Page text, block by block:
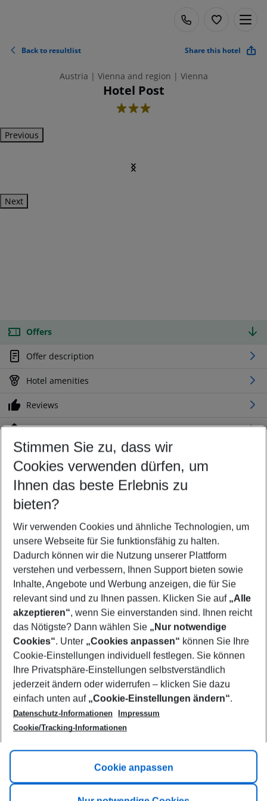
Back to resultlist Share this hotel
Austria | Vienna and region | Vienna
Hotel Post
3
Previous
Next
Offers
Offer description
Hotel amenities
Reviews
Location
Customize your offer
Find the perfect deal which suits your best
Your departure airport
Any airport
Select your date range
11/08/26–09/08/27 5-8 nights
Who will travel
2 adults No children
Show more filter
Footer
Footer navigation
Title A
Link A
Stimmen Sie zu, dass wir
Cookies verwenden dürfen, um
Ihnen das beste Erlebnis zu
bieten?
Wir verwenden Cookies und ähnliche Technologien, um
unsere Webseite für Sie funktionsfähig zu halten.
Dadurch können wir die Nutzung unserer Plattform
verstehen und verbessern, Ihnen Support bieten sowie
Inhalte, Angebote und Werbung anzeigen, die für Sie
relevant sind und zu Ihnen passen. Klicken Sie auf „Alle
akzeptieren“, wenn Sie einverstanden sind. Ihnen reicht
das Nötigste? Dann wählen Sie „Nur notwendige
Cookies“. Unter „Cookies anpassen“ können Sie Ihre
Cookie-Einstellungen individuell festlegen. Sie können
Ihre Privatsphäre-Einstellungen selbstverständlich
jederzeit ändern oder widerrufen – klicken Sie dazu
einfach unten auf „Cookie-Einstellungen ändern“.
Datenschutz-Informationen
Impressum
Cookie/Tracking-Informationen
Cookie anpassen